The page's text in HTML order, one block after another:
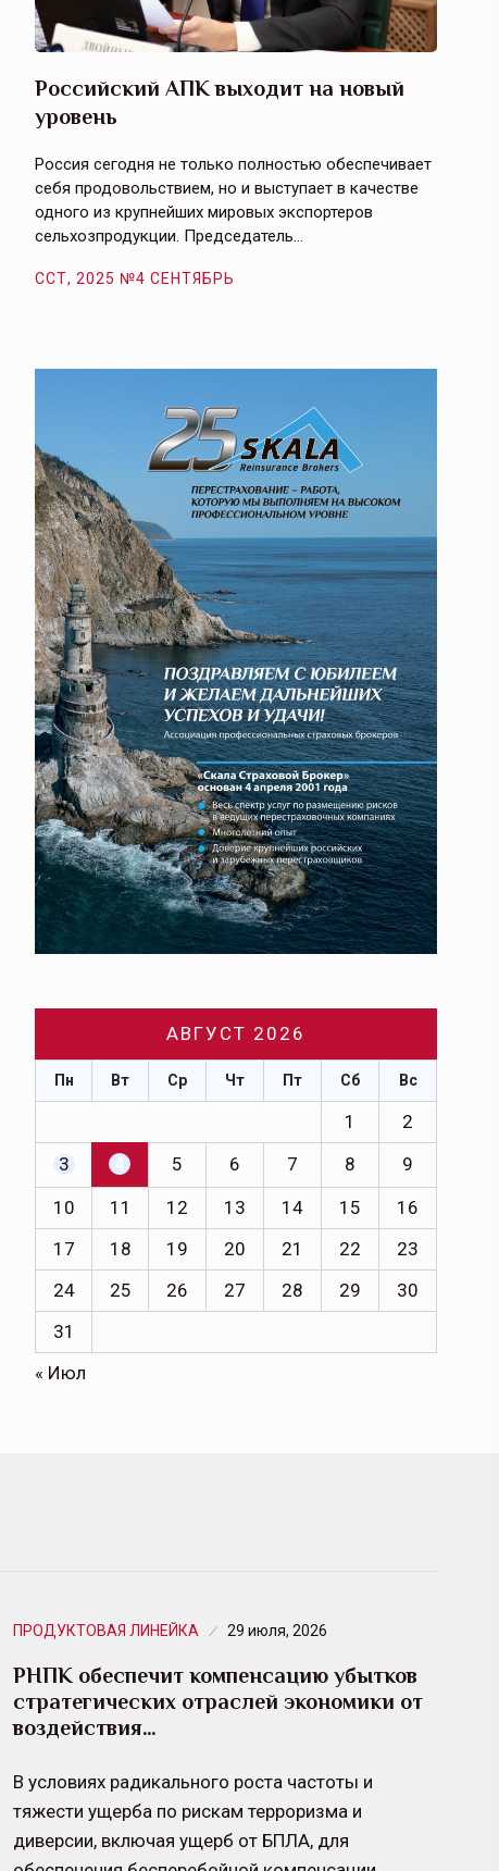
Российский АПК выходит на новый
уровень
Россия сегодня не только полностью обеспечивает
себя продовольствием, но и выступает в качестве
одного из крупнейших мировых экспортеров
сельхозпродукции. Председатель…
ССТ, 2025 №4 СЕНТЯБРЬ
АВГУСТ 2026
Пн Вт Ср Чт Пт Сб Вс
1
2
3
4 5 6 7 8
9
10
11 12 13 14 15
16
17
18 19 20 21 22
23
24
25 26 27 28 29
30
31
« Июл
ПРОДУКТОВАЯ ЛИНЕЙКА 29 июля, 2026
РНПК обеспечит компенсацию убытков
стратегических отраслей экономики от
воздействия…
В условиях радикального роста частоты и
тяжести ущерба по рискам терроризма и
диверсии, включая ущерб от БПЛА, для